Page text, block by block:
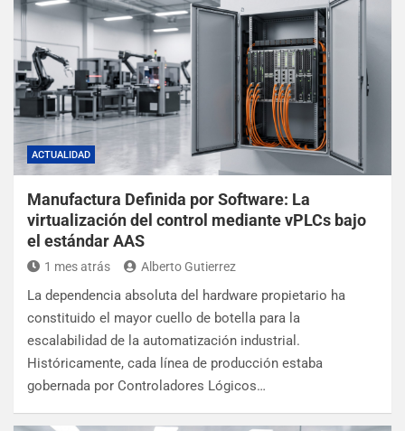
ACTUALIDAD
Manufactura Definida por Software: La
virtualización del control mediante vPLCs bajo
el estándar AAS
1 mes atrás Alberto Gutierrez
La dependencia absoluta del hardware propietario ha
constituido el mayor cuello de botella para la
escalabilidad de la automatización industrial.
Históricamente, cada línea de producción estaba
gobernada por Controladores Lógicos…